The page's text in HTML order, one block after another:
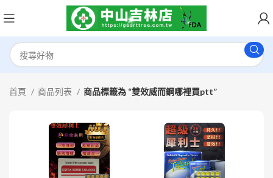
首頁 商品列表 商品標籤為 “雙效威而鋼哪裡買ptt”